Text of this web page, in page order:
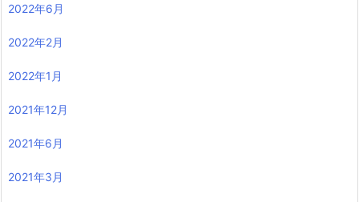
2022年6月
2022年2月
2022年1月
2021年12月
2021年6月
2021年3月